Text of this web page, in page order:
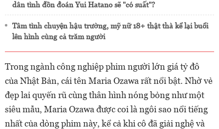
dân tình đồn đoán Yui Hatano sẽ "có suất"?
Tâm tình chuyện hậu trường, mỹ nữ 18+ thật thà kể lại buổi
lên hình cùng cả trăm người
Trong ngành công nghiệp phim người lớn giá tỷ đô
của Nhật Bản, cái tên Maria Ozawa rất nổi bật. Nhờ vẻ
đẹp lai quyến rũ cùng thân hình nóng bỏng như một
siêu mẫu, Maria Ozawa được coi là ngôi sao nổi tiếng
nhất của dòng phim này, kể cả khi cô đã giải nghệ và